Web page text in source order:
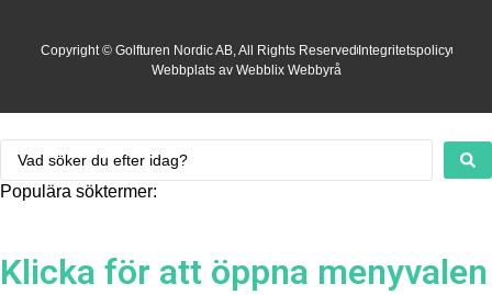
Copyright © Golfturen Nordic AB, All Rights ReservedIntegritetspolicy
Webbplats av Webblix Webbyrå
Populära söktermer:
Klicka för att öppna menyvalen